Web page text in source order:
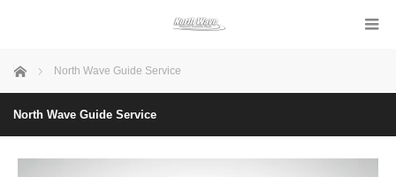
ホーム North Wave Guide Service
North Wave Guide Service